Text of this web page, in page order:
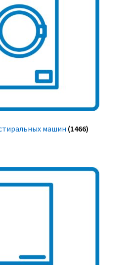
машин (1466)